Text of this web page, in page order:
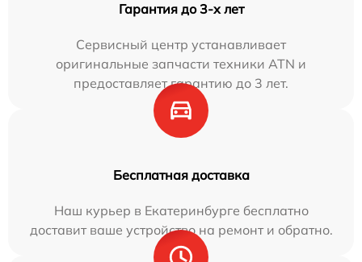
Гарантия до 3-х лет
Сервисный центр устанавливает
оригинальные запчасти техники ATN и
предоставляет гарантию до 3 лет.
Бесплатная доставка
Наш курьер в Екатеринбурге бесплатно
доставит ваше устройство на ремонт и обратно.